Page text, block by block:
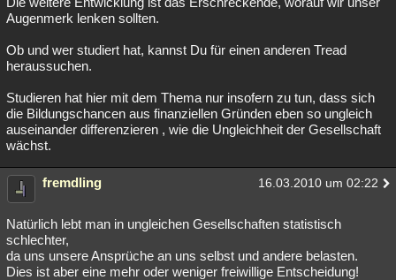
Augenmerk lenken sollten.
Ob und wer studiert hat, kannst Du für einen anderen Tread
heraussuchen.
Studieren hat hier mit dem Thema nur insofern zu tun, dass sich
die Bildungschancen aus finanziellen Gründen eben so ungleich
auseinander differenzieren , wie die Ungleichheit der Gesellschaft
wächst.
fremdling 16.03.2010 um 02:22
Natürlich lebt man in ungleichen Gesellschaften statistisch
schlechter,
da uns unsere Ansprüche an uns selbst und andere belasten.
Dies ist aber eine mehr oder weniger freiwillige Entscheidung!